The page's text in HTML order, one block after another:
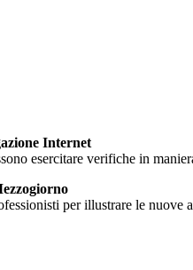
Internet
esercitare verifiche in
per illustrare le nuove